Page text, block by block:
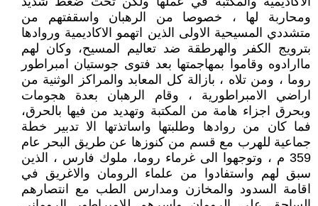
ومحاربة لها ، خصوصا من الرهبان واسقفتهم من
متشددي المسيحية الاولى الذين اتهمو الاكاديمية وروادها
بترويج الكفر والهرطقة ضد تعاليم المسيح، وكان لهم
ماارادوه وقاموا بمهاجمتها بعد فتوى جوستيان امبراطور
روما ، ومن تلاه ، بازالة كل المعابد والمراكز الوثنية من
اراضي الامبراطورية ، وقام الرهبان بعدة هجومات
وبحرق اجزاء هامة من المكتبة وتهديد من فيها بالحرق،
فما كان من روادها وطلبتها واساتذتها الا تدبير خطة
جماعية للهرب مع قسم من كنوزها عن طريق البحر عام
359 م ، وتوجهوا الى غرماء روما، ملوك فارس ، الذين
سبق لهم واستفادوا من علماء الرومان والاغريق في
اقامة السدود والمخازن ومدارس الطب مع انتصارهم